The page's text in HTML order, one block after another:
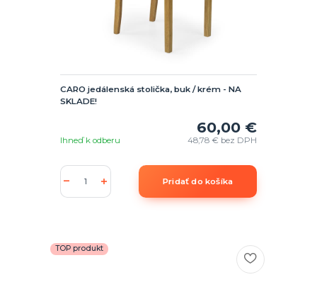
CARO jedálenská stolička, buk / krém - NA
SKLADE!
60,00 €
48,78 € bez DPH
Ihneď k odberu
Pridať do košíka
TOP produkt